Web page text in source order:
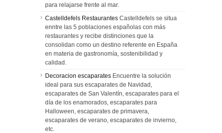
para relajarse frente al mar.
Castelldefels Restaurantes Castelldefels se situa
enntre las 5 poblaciones españolas con más
restaurantes y recibe distinciones que la
consolidan como un destino referente en España
en materia de gastronomía, sostenibilidad y
calidad.
Decoracion escaparates Encuentre la solución
ideal para sus escaparates de Navidad,
escaparates de San Valentín, escaparates para el
día de los enamorados, escaparates para
Halloween, escaparates de primavera,
escaparates de verano, escaparates de invierno,
etc.